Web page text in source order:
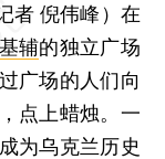
者 倪伟峰） 在
基辅的独立广场
广场的人们向
点上蜡烛。一
为乌克兰历史